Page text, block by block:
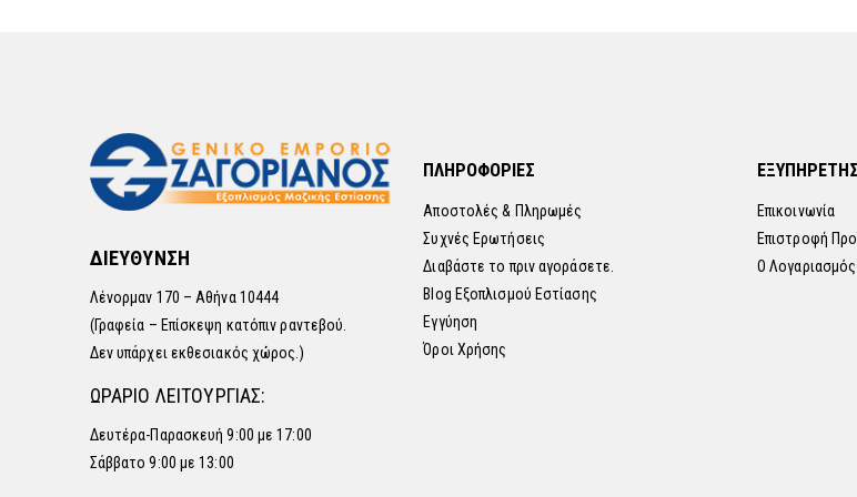
ΔΙΕΥΘΥΝΣΗ
Λένορμαν 170 – Αθήνα 10444
(Γραφεία – Επίσκεψη κατόπιν ραντεβού.
Δεν υπάρχει εκθεσιακός χώρος.)
ΩΡΑΡΙΟ ΛΕΙΤΟΥΡΓΙΑΣ:
Δευτέρα-Παρασκευή 9:00 με 17:00
Σάββατο 9:00 με 13:00
ΠΛΗΡΟΦΟΡΙΕΣ
Αποστολές & Πληρωμές
Συχνές Ερωτήσεις
Διαβάστε το πριν αγοράσετε.
Blog Εξοπλισμού Εστίασης
Εγγύηση
Όροι Χρήσης
Επικοινωνία
Επιστροφή
Ο